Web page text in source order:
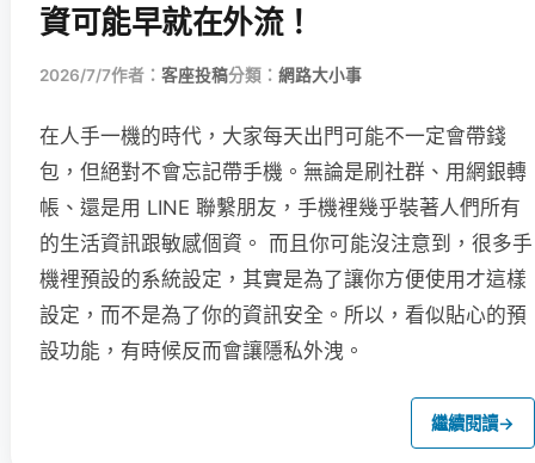
資可能早就在外流！
2026/7/7作者： 客座投稿分類： 網路大小事
在人手一機的時代，大家每天出門可能不一定會帶錢
包，但絕對不會忘記帶手機。無論是刷社群、用網銀轉
帳、還是用 LINE 聯繫朋友，手機裡幾乎裝著人們所有
的生活資訊跟敏感個資。 而且你可能沒注意到，很多手
機裡預設的系統設定，其實是為了讓你方便使用才這樣
設定，而不是為了你的資訊安全。所以，看似貼心的預
設功能，有時候反而會讓隱私外洩。
繼續閱讀→